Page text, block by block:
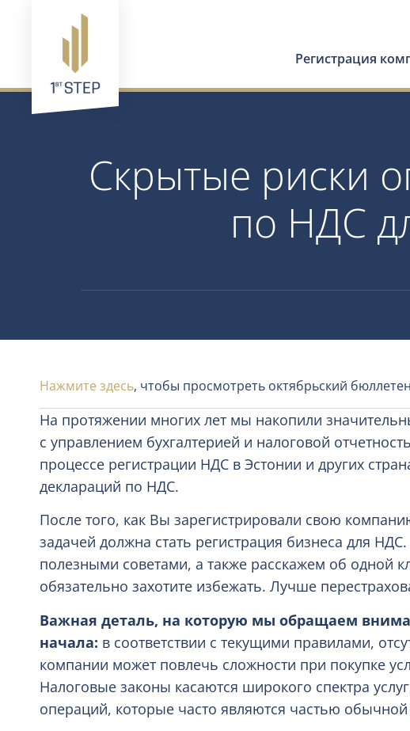
Регистрация
Скрытые риски
по НДС
Нажмите здесь, чтобы просмотреть октябрьский
На протяжении многих лет мы накопили
с управлением бухгалтерией и налоговой
процессе регистрации НДС в Эстонии и других
деклараций по НДС.
После того, как Вы зарегистрировали свою
задачей должна стать регистрация бизнеса для
полезными советами, а также расскажем об одной
обязательно захотите избежать. Лучше
Важная деталь, на которую мы обращаем
начала: в соответствии с текущими правилами,
компании может повлечь сложности при покупке
Налоговые законы касаются широкого спектра
операций, которые часто являются частью обычной